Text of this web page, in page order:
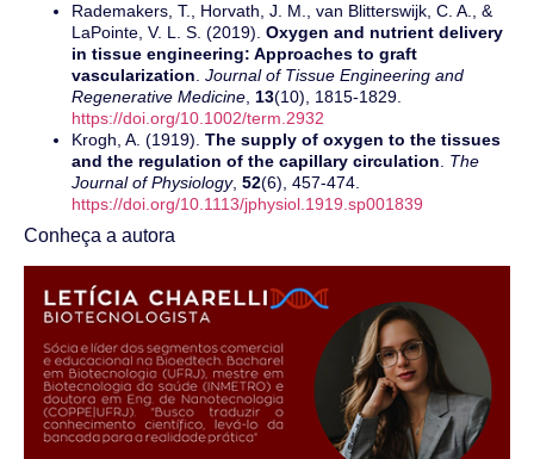
Rademakers, T., Horvath, J. M., van Blitterswijk, C. A., &
LaPointe, V. L. S. (2019). Oxygen and nutrient delivery
in tissue engineering: Approaches to graft
vascularization. Journal of Tissue Engineering and
Regenerative Medicine, 13(10), 1815-1829.
https://doi.org/10.1002/term.2932
Krogh, A. (1919). The supply of oxygen to the tissues
and the regulation of the capillary circulation. The
Journal of Physiology, 52(6), 457-474.
https://doi.org/10.1113/jphysiol.1919.sp001839
Conheça a autora